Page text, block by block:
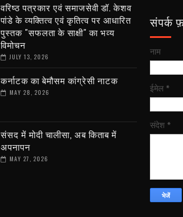
वरिष्ठ पत्रकार एवं समाजसेवी डॉ. केशव
पांडे के व्यक्तित्व एवं कृतित्व पर आधारित
पुस्तक "सफलता के साक्षी" का भव्य
विमोचन
JULY 13, 2026
कर्नाटक का बेमौसम कांग्रेसी नाटक
MAY 28, 2026
संसद में मोदी चालीसा, अब किताब में
अपनापन
MAY 27, 2026
संपर्क
नाम
ईमेल *
संदेश *